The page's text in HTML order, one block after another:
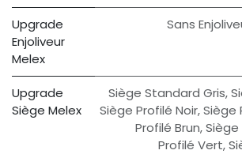
Upgrade
Enjoliveur
Melex
Sans
Upgrade
Siège Melex
Siège Standard Gris,
Siège Profilé Noir,Siège
Profilé Brun,Siège
Profilé Vert,